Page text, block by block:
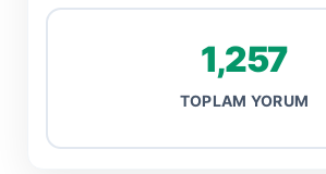
1,257
TOPLAM YORUM